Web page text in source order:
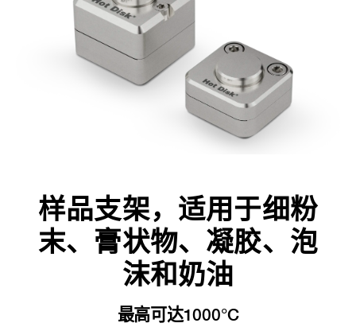
样品支架，适用于细粉
末、膏状物、凝胶、泡
沫和奶油
最高可达1000°C